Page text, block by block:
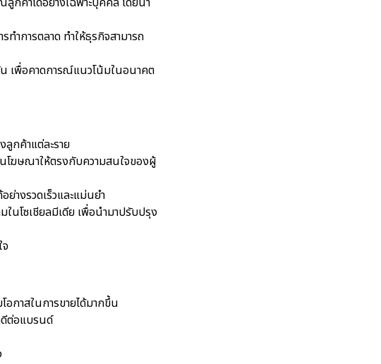
ทำการตลาด ทำให้ธุรกิจสามารถ
น เพื่อคาดการณ์แนวโน้มในอนาคต
กค้าแต่ละราย
โฆษณาให้ตรงกับความสนใจของผู้
างรวดเร็วและแม่นยำ
ในโซเชียลมีเดีย เพื่อนำมาปรับปรุง
อกาสในการขายได้มากขึ้น
ต่อแบรนด์